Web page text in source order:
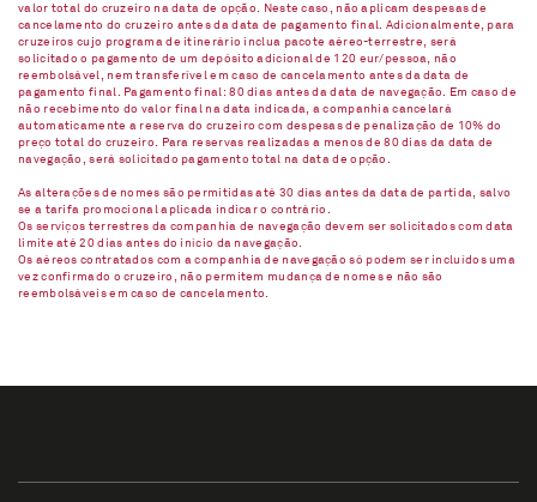
valor total do cruzeiro na data de opção. Neste caso, não aplicam despesas de
cancelamento do cruzeiro antes da data de pagamento final. Adicionalmente, para
cruzeiros cujo programa de itinerário inclua pacote aéreo-terrestre, será
solicitado o pagamento de um depósito adicional de 120 eur/pessoa, não
reembolsável, nem transferível em caso de cancelamento antes da data de
pagamento final. Pagamento final: 80 dias antes da data de navegação. Em caso de
não recebimento do valor final na data indicada, a companhia cancelará
automaticamente a reserva do cruzeiro com despesas de penalização de 10% do
preço total do cruzeiro. Para reservas realizadas a menos de 80 dias da data de
navegação, será solicitado pagamento total na data de opção.
As alterações de nomes são permitidas até 30 dias antes da data de partida, salvo
se a tarifa promocional aplicada indicar o contrário.
Os serviços terrestres da companhia de navegação devem ser solicitados com data
limite até 20 dias antes do início da navegação.
Os aéreos contratados com a companhia de navegação só podem ser incluídos uma
vez confirmado o cruzeiro, não permitem mudança de nomes e não são
reembolsáveis em caso de cancelamento.​